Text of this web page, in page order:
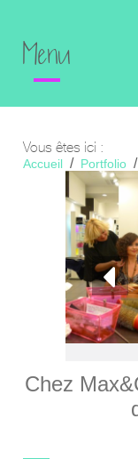
Menu
Vous êtes ici :
Accueil Portfolio
Chez